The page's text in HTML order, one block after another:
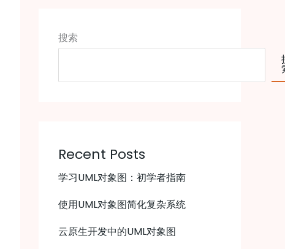
搜索
Recent Posts
学习UML对象图：初学者指南
使用UML对象图简化复杂系统
云原生开发中的UML对象图